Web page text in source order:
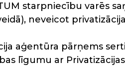
starpniecību varēs
neveicot
aģentūra pārņems
līgumu ar